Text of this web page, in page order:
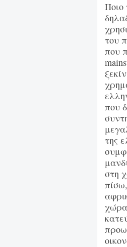
Ποιο
του
που
που
της
στη